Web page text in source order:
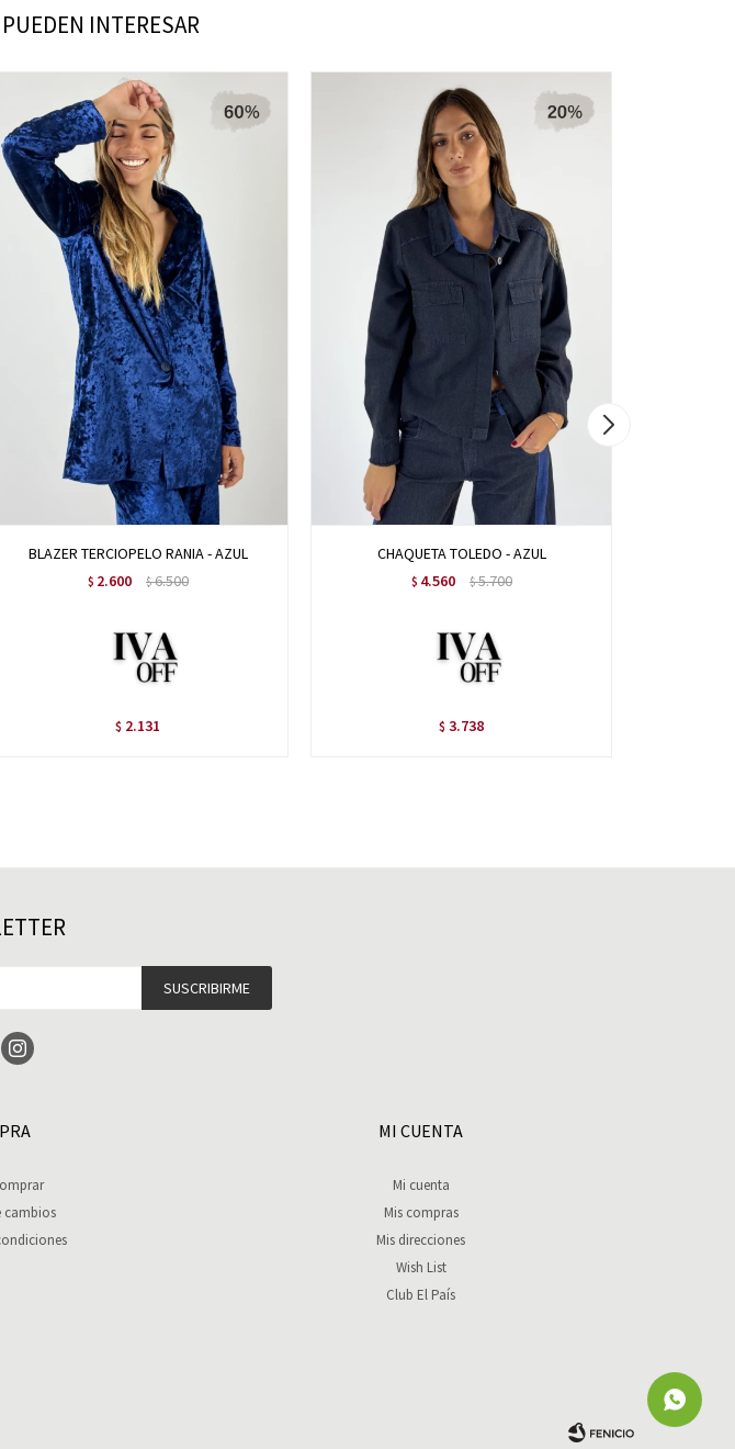
INTERESAR
BLAZER TERCIOPELO RANIA - AZUL
$ 2.600 $6.500
$ 2.131
CHAQUETA TOLEDO - AZUL
$ 4.560 $5.700
$ 3.738
cambios
MI CUENTA
Mi cuenta
Mis compras
Mis direcciones
Wish List
Club El País
SUSCRIBIRME
